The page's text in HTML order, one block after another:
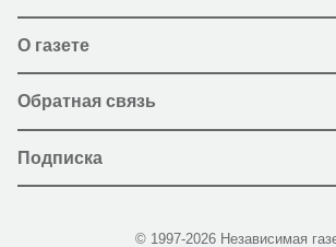
О газете
Обратная связь
Подписка
© 1997-2026 Независимая